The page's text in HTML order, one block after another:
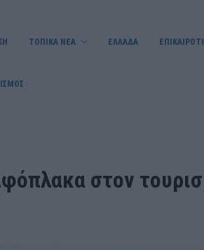
ΤΟΠΙΚΑ ΝΕΑ ΕΛΛΑΔΑ
στον